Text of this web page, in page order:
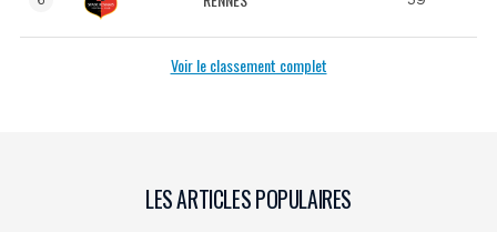
Voir le classement complet
LES ARTICLES POPULAIRES